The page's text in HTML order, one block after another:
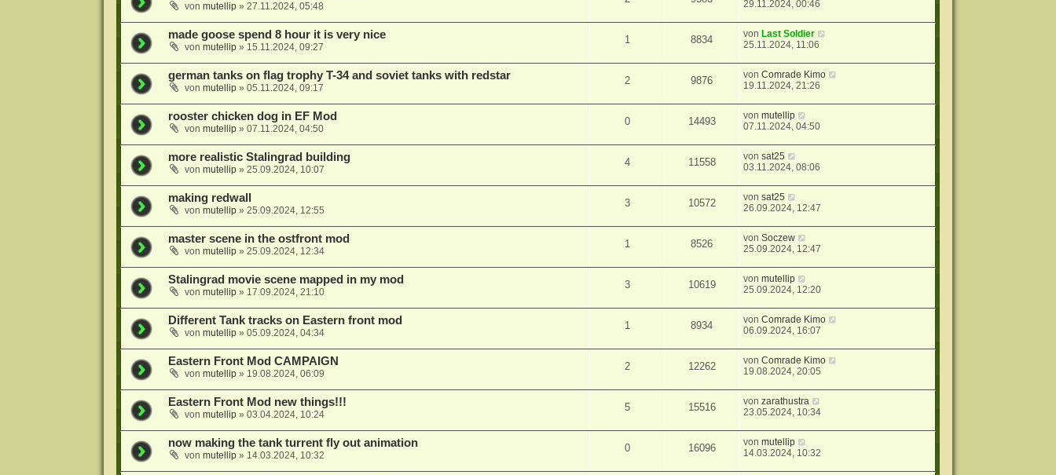
von mutellip» 27.11.2024, 05:48
29.11.2024, 00:46
made goose spend 8 hour it is very nice
von mutellip» 15.11.2024, 09:27
1 8834 vonLast Soldier
25.11.2024, 11:06
german tanks on flag trophy T-34 and soviet tanks with redstar
von mutellip» 05.11.2024, 09:17
2 9876 vonComrade Kimo
19.11.2024, 21:26
rooster chicken dog in EF Mod
von mutellip» 07.11.2024, 04:50
0 14493 vonmutellip
07.11.2024, 04:50
more realistic Stalingrad building
von mutellip» 25.09.2024, 10:07
4 11558 vonsat25
03.11.2024, 08:06
making redwall
von mutellip» 25.09.2024, 12:55
3 10572 vonsat25
26.09.2024, 12:47
master scene in the ostfront mod
von mutellip» 25.09.2024, 12:34
1 8526 vonSoczew
25.09.2024, 12:47
Stalingrad movie scene mapped in my mod
von mutellip» 17.09.2024, 21:10
3 10619 vonmutellip
25.09.2024, 12:20
Different Tank tracks on Eastern front mod
von mutellip» 05.09.2024, 04:34
1 8934 vonComrade Kimo
06.09.2024, 16:07
Eastern Front Mod CAMPAIGN
von mutellip» 19.08.2024, 06:09
2 12262 vonComrade Kimo
19.08.2024, 20:05
Eastern Front Mod new things!!!
von mutellip» 03.04.2024, 10:24
5 15516 vonzarathustra
23.05.2024, 10:34
now making the tank turrent fly out animation
von mutellip» 14.03.2024, 10:32
0 16096 vonmutellip
14.03.2024, 10:32